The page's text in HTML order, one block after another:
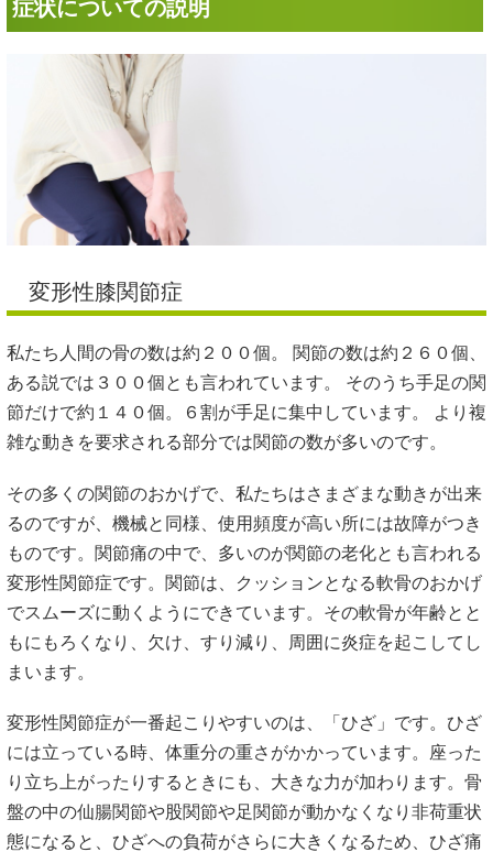
症状についての説明
変形性膝関節症
私たち人間の骨の数は約２００個。 関節の数は約２６０個、
ある説では３００個とも言われています。 そのうち手足の関
節だけで約１４０個。６割が手足に集中しています。 より複
雑な動きを要求される部分では関節の数が多いのです。
その多くの関節のおかげで、私たちはさまざまな動きが出来
るのですが、機械と同様、使用頻度が高い所には故障がつき
ものです。関節痛の中で、多いのが関節の老化とも言われる
変形性関節症です。関節は、クッションとなる軟骨のおかげ
でスムーズに動くようにできています。その軟骨が年齢とと
もにもろくなり、欠け、すり減り、周囲に炎症を起こしてし
まいます。
変形性関節症が一番起こりやすいのは、「ひざ」です。ひざ
には立っている時、体重分の重さがかかっています。座った
り立ち上がったりするときにも、大きな力が加わります。骨
盤の中の仙腸関節や股関節や足関節が動かなくなり非荷重状
態になると、ひざへの負荷がさらに大きくなるため、ひざ痛